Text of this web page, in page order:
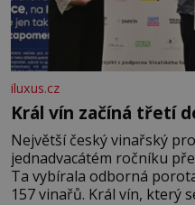
iluxus.cz
Král vín začíná třetí
Největší český vinařský
jednadvacátém ročníku
Ta vybírala odborná
157 vinařů. Král vín,